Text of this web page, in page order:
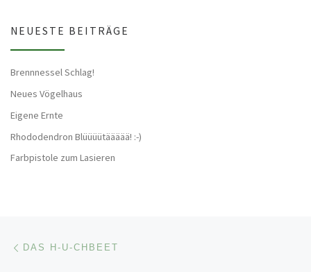
NEUESTE BEITRÄGE
Brennnessel Schlag!
Neues Vögelhaus
Eigene Ernte
Rhododendron Blüüüütäääää! :-)
Farbpistole zum Lasieren
Beitragsnavigation
DAS H-U-CHBEET